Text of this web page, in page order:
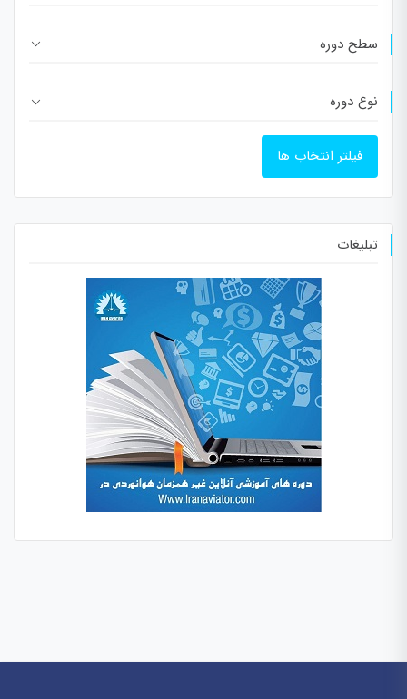
سطح دوره
نوع دوره
فیلتر انتخاب ها
تبلیغات